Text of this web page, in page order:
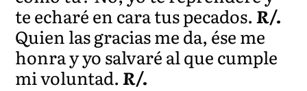
te echaré en cara tus pecados.R/.
Quien las gracias me da, ése me
honra y yo salvaré al que cumple
mi voluntad.R/.